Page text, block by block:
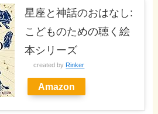
星座と神話のおはなし:
こどものための聴く絵
本シリーズ
created by Rinker
Amazon